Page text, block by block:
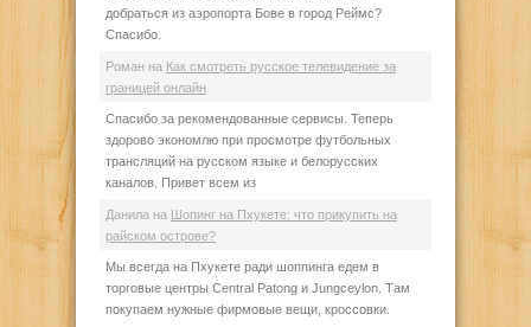
добраться из аэропорта Бове в город Реймс?
Спасибо.
Роман на Как смотреть русское телевидение за
границей онлайн
Спасибо за рекомендованные сервисы. Теперь
здорово экономлю при просмотре футбольных
трансляций на русском языке и белорусских
каналов. Привет всем из
Данила на Шопинг на Пхукете: что прикупить на
райском острове?
Мы всегда на Пхукете ради шоппинга едем в
торговые центры Central Patong и Jungceylon. Там
покупаем нужные фирмовые вещи, кроссовки.